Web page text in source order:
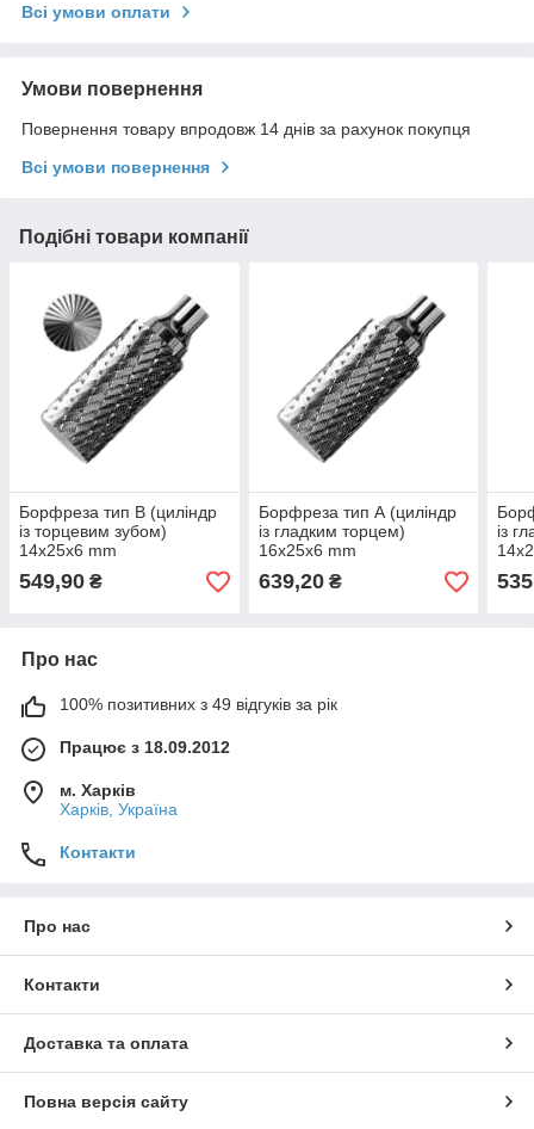
Всі умови оплати
Умови повернення
Повернення товару впродовж 14 днів за рахунок покупця
Всі умови повернення
Подібні товари компанії
Борфреза тип B (циліндр
із торцевим зубом)
14x25x6 mm
549,90 ₴
Борфреза тип А (циліндр
із гладким торцем)
16x25x6 mm
639,20₴
із
Про нас
100% позитивних з 49 відгуків за рік
Працює з 18.09.2012
м. Харків
Харків, Україна
Контакти
Про нас
Контакти
Доставка та оплата
Повна версія сайту